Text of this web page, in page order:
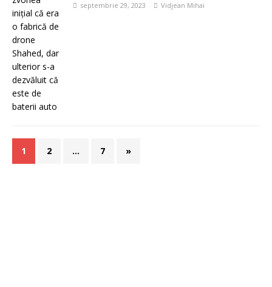
septembrie 29, 2023 Vidjean Mihai
1 2 … 7 »